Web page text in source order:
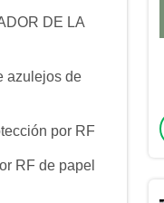
DE LA
azulejos de
por RF
RF de papel